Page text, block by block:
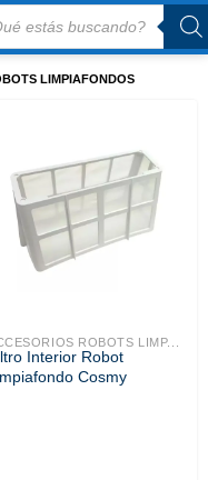
LIMPIAFONDOS
ROBOTS LIMP...
Interior Robot
Cosmy